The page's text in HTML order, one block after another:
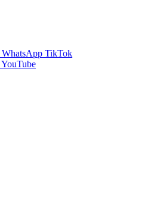
WhatsApp TikTok
YouTube